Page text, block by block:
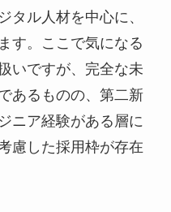
タル人材を中心に、
す。ここで気になる
いですが、完全な未
あるものの、第二新
ニア経験がある層に
慮した採用枠が存在